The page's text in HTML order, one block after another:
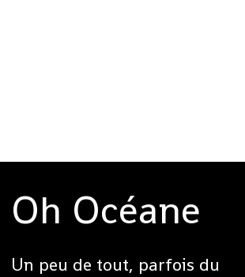
Oh Océane
Un peu de tout, parfois du